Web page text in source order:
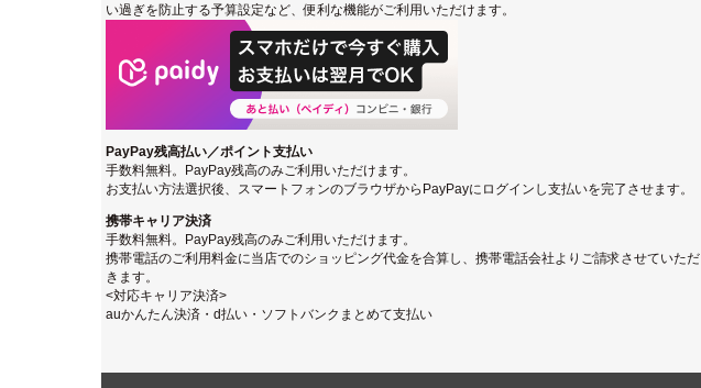
い過ぎを防止する予算設定など、便利な機能がご利用いただけます。
PayPay残高払い／ポイント支払い
手数料無料。PayPay残高のみご利用いただけます。
お支払い方法選択後、スマートフォンのブラウザからPayPayにログインし支払いを完了させます。
携帯キャリア決済
手数料無料。PayPay残高のみご利用いただけます。
携帯電話のご利用料金に当店でのショッピング代金を合算し、携帯電話会社よりご請求させていただ
きます。
<対応キャリア決済>
auかんたん決済・d払い・ソフトバンクまとめて支払い